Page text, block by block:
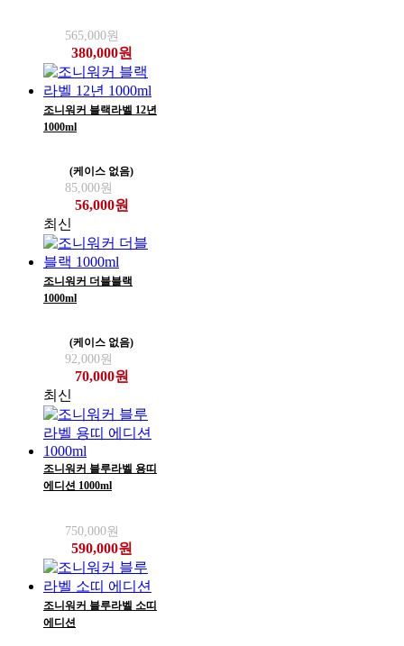
565,000원
380,000원
조니워커 블랙라벨 12년
1000ml
(케이스 없음)
85,000원
56,000원
최신
조니워커 더블블랙
1000ml
(케이스 없음)
92,000원
70,000원
최신
조니워커 블루라벨 용띠
에디션 1000ml
750,000원
590,000원
조니워커 블루라벨 소띠
에디션